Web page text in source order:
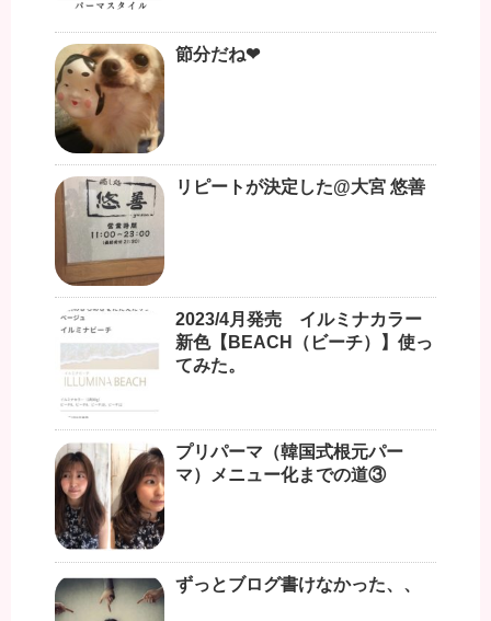
節分だね❤︎
リピートが決定した@大宮 悠善
2023/4月発売 イルミナカラー
新色【BEACH（ビーチ）】使っ
てみた。
プリパーマ（韓国式根元パー
マ）メニュー化までの道③
ずっとブログ書けなかった、、